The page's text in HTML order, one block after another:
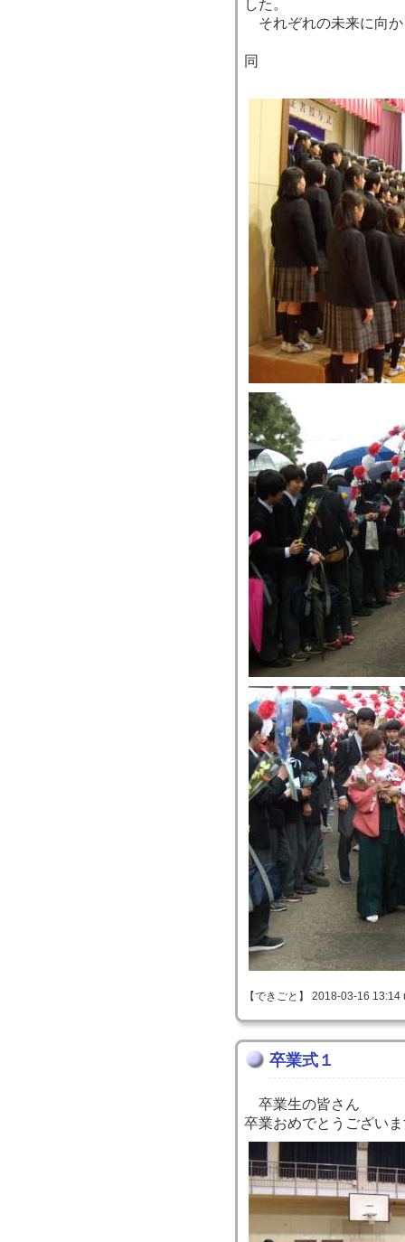
した。
それぞれの未来に向か
同
【できごと】 2018-03-16
卒業式１
卒業生の皆さん
卒業おめでとうござい